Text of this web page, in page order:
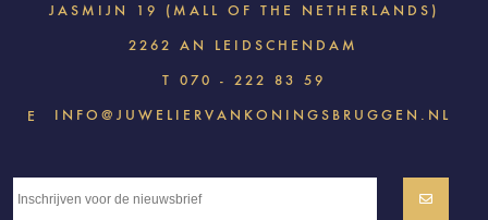
JASMIJN 19 (MALL OF THE NETHERLANDS)
2262 AN LEIDSCHENDAM
T 070 - 222 83 59
E INFO@JUWELIERVANKONINGSBRUGGEN.NL